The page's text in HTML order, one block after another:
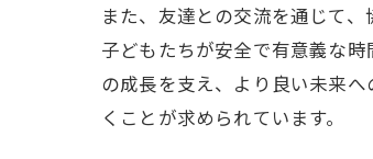
また、友達との交流を通じて
子どもたちが安全で有意義な
の成長を支え、より良い未来
くことが求められています。